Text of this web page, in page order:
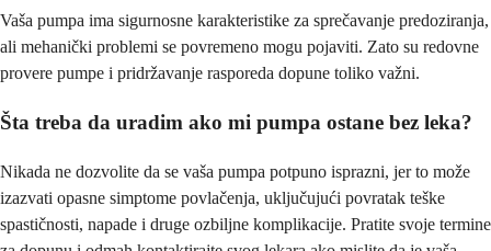
Vaša pumpa ima sigurnosne karakteristike za sprečavanje predoziranja,
ali mehanički problemi se povremeno mogu pojaviti. Zato su redovne
provere pumpe i pridržavanje rasporeda dopune toliko važni.
Šta treba da uradim ako mi pumpa ostane bez leka?
Nikada ne dozvolite da se vaša pumpa potpuno isprazni, jer to može
izazvati opasne simptome povlačenja, uključujući povratak teške
spastičnosti, napade i druge ozbiljne komplikacije. Pratite svoje termine